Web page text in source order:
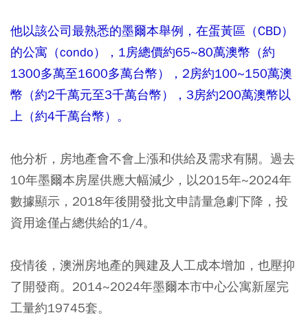
他以該公司最熟悉的墨爾本舉例，在蛋黃區（CBD）
的公寓（condo），1房總價約65~80萬澳幣（約
1300多萬至1600多萬台幣），2房約100~150萬澳
幣（約2千萬元至3千萬台幣），3房約200萬澳幣以
上（約4千萬台幣）。
他分析，房地產會不會上漲和供給及需求有關。過去
10年墨爾本房屋供應大幅減少，以2015年~2024年
數據顯示，2018年後開發批文申請量急劇下降，投
資用途僅占總供給的1/4。
疫情後，澳洲房地產的興建及人工成本增加，也壓抑
了開發商。2014~2024年墨爾本市中心公寓新屋完
工量約19745套。